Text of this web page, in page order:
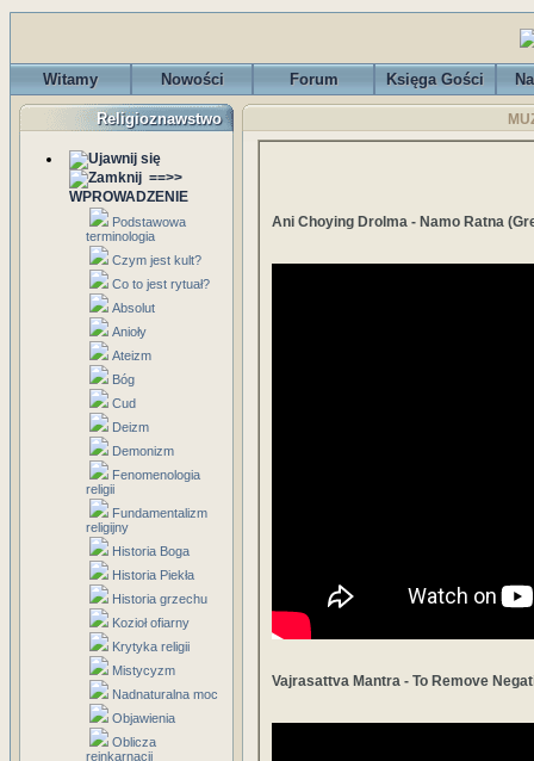
Witamy Nowości Forum Księga Gości
Religioznawstwo
==>>
WPROWADZENIE
Podstawowa
terminologia
Czym jest kult?
Co to jest rytuał?
Absolut
Anioły
Ateizm
Bóg
Cud
Deizm
Demonizm
Fenomenologia
religii
Fundamentalizm
religijny
Historia Boga
Historia Piekła
Historia grzechu
Kozioł ofiarny
Krytyka religii
Mistycyzm
Nadnaturalna moc
Objawienia
Oblicza
reinkarnacji
Ani Choying Drolma - Namo Ratna
Vajrasattva Mantra - To Remove